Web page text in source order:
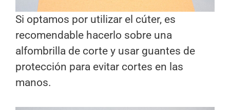
Si optamos por utilizar el cúter, es
recomendable hacerlo sobre una
alfombrilla de corte y usar guantes de
protección para evitar cortes en las
manos.